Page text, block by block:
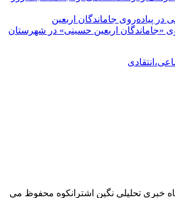
پیاده‌روی جاماندگان اربعین
«جاماندگان اربعین حسینی» در شهرستان
خبری تحلیلی نگین اشترانکوه محفوظ می